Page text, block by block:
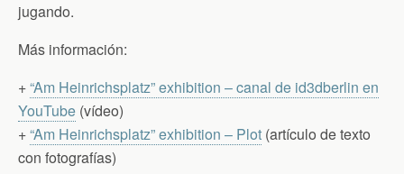
jugando.
Más información:
+“Am Heinrichsplatz” exhibition – canal de id3dberlin en
YouTube (vídeo)
+“Am Heinrichsplatz” exhibition – Plot (artículo de texto
con fotografías)